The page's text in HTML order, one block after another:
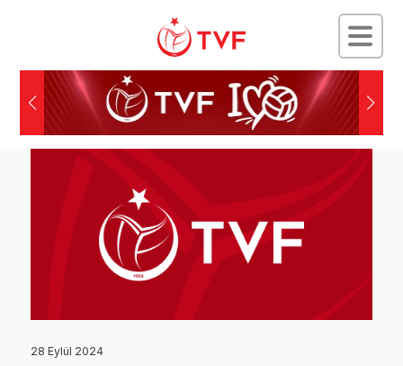
28 Eylül 2024